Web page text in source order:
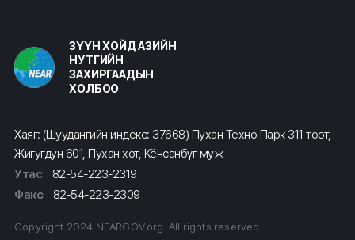
ЗҮҮН ХОЙД АЗИЙН
НУТГИЙН
ЗАХИРГААДЫН
ХОЛБОО
Хаяг: (Шуудангийн индекс: 37668) Пухан Техно Парк 311 тоот,
Жигугдун 601, Пухан хот, Кёнсанбүг муж
Утас
82-54-223-2319
Факс
82-54-223-2309
Copyright 2024 NEARGOV.org. All rights reserved.